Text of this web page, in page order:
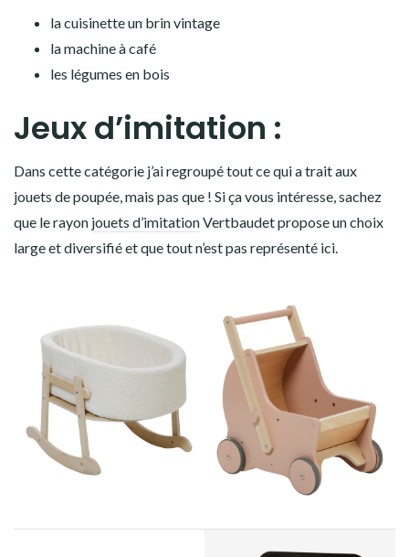
la cuisinette un brin vintage
la machine à café
les légumes en bois
Jeux d’imitation :
Dans cette catégorie j’ai regroupé tout ce qui a trait aux
jouets de poupée, mais pas que ! Si ça vous intéresse, sachez
que le rayon jouets d’imitationVertbaudet propose un choix
large et diversifié et que tout n’est pas représenté ici.